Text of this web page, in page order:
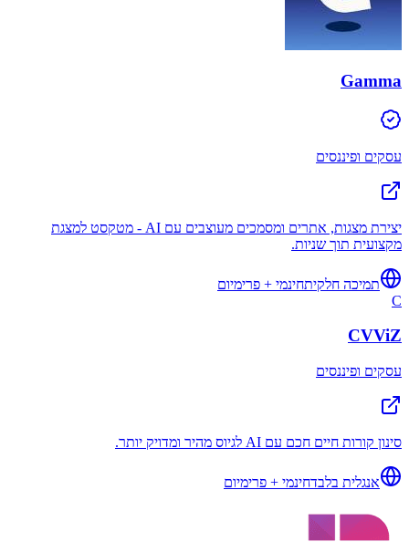
Gamma
עסקים ופיננסים
יצירת מצגות, אתרים ומסמכים מעוצבים עם AI - מטקסט למצגת
מקצועית תוך שניות.
תמיכה חלקיתחינמי + פרימיום
C
CVViZ
עסקים ופיננסים
סינון קורות חיים חכם עם AI לגיוס מהיר ומדויק יותר.
אנגלית בלבדחינמי + פרימיום